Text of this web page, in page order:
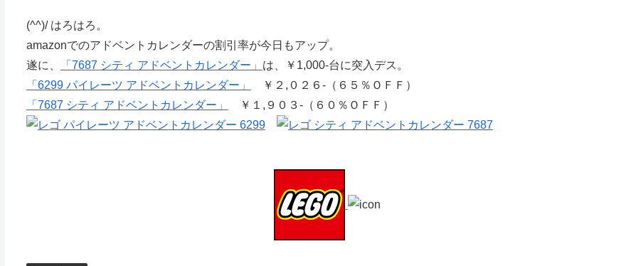
(^^)/ はろはろ。
amazonでのアドベントカレンダーの割引率が今日もアップ。
遂に、
「7687 シティ アドベントカレンダー」 は、￥1,000-台に突入デス。
「6299 パイレーツ アドベントカレンダー」
￥２,０２６-（６５％ＯＦＦ）
「7687 シティ アドベントカレンダー」
￥１,９０３-（６０％ＯＦＦ）